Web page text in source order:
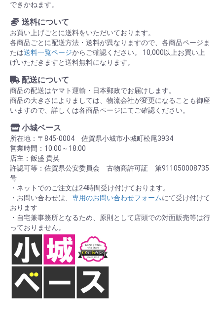
できかねます。
送料について
お買い上げごとに送料をいただいております。
各商品ごとに配送方法・送料が異なりますので、各商品ページま
たは送料一覧ページからご確認ください。 10,000以上お買い上
げいただきますと送料無料になります。
配送について
商品の配送はヤマト運輸・日本郵政でお届けします。
商品の大きさによりましては、物流会社が変更になることも御座
いますので、詳しくは各商品ページにてご確認ください。
小城ベース
所在地：〒845-0004 佐賀県小城市小城町松尾3934
営業時間：10:00～18:00
店主：飯盛 貴英
許認可等：佐賀県公安委員会 古物商許可証 第911050008735
号
・ネットでのご注文は24時間受け付けております。
・お問い合わせは、 専用のお問い合わせフォームにて受け付けて
おります
・自宅兼事務所となるため、原則として店頭での対面販売等は行
っておりません。